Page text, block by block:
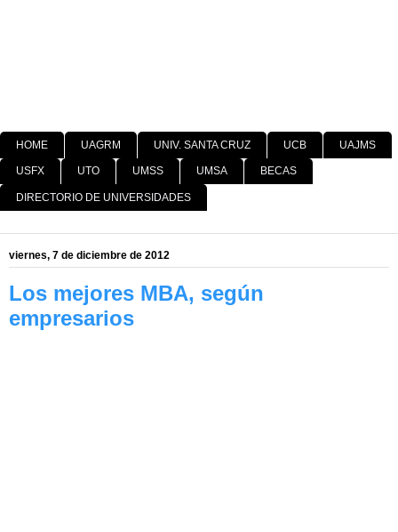
HOME UAGRM UNIV. SANTA CRUZ UCB UAJMS
USFX UTO UMSS UMSA BECAS
DIRECTORIO DE UNIVERSIDADES
viernes, 7 de diciembre de 2012
Los mejores MBA, según
empresarios